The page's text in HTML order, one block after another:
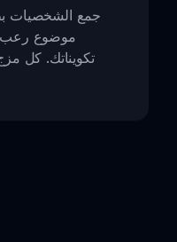
جمع الشخصيات
موضوع
تكويناتك. كل